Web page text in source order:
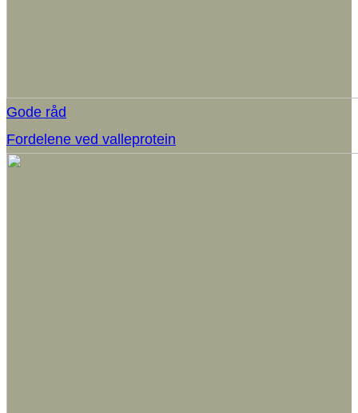
Gode råd
Fordelene ved valleprotein